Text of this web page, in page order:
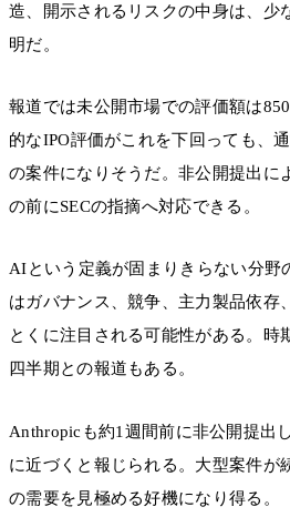
造、開示されるリスクの中身は、少
明だ。
報道では未公開市場での評価額は
的なIPO評価がこれを下回っても、
の案件になりそうだ。非公開提出に
の前にSECの指摘へ対応できる。
AIという定義が固まりきらない分野
はガバナンス、競争、主力製品依存
とくに注目される可能性がある。時
四半期との報道もある。
Anthropicも約1週間前に非公開提出
に近づくと報じられる。大型案件が
の需要を見極める好機になり得る。